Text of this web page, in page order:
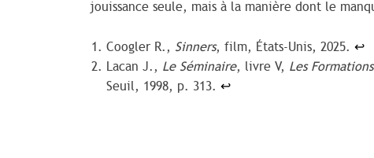
jouissance seule, mais à la manière dont le
Coogler R., Sinners, film, États-Unis, 2025. ↩︎
Lacan J., Le Séminaire, livre V, Les
Seuil, 1998, p. 313. ↩︎